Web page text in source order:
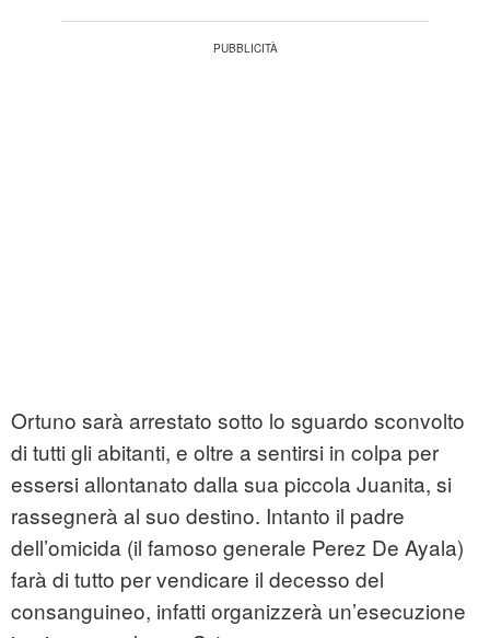
Ortuno sarà arrestato sotto lo sguardo sconvolto
di tutti gli abitanti, e oltre a sentirsi in colpa per
essersi allontanato dalla sua piccola Juanita, si
rassegnerà al suo destino. Intanto il padre
dell’omicida (il famoso generale Perez De Ayala)
farà di tutto per vendicare il decesso del
consanguineo, infatti organizzerà un’esecuzione